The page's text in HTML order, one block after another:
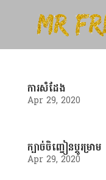
ការសំដែង
Apr 29, 2020
ក្បាច់ចិញ្ចៀនប្តូរម្រាម
Apr 29, 2020